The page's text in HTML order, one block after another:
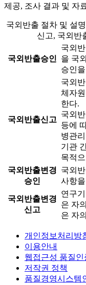
제공, 조사 결과 및 자
국외반출 절차 및 설
신고, 국외반
국외반출승인
국외
을 국
승인
국외반출신고
국외
체자
한다.
국외
등에
병관
기관
목적
국외반출변경
승인
국외
사항
국외반출변경
신고
연구
은 자
은 자
개인정보처리방
이용안내
웹접근성 품질인
저작권 정책
품질경영시스템